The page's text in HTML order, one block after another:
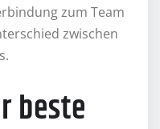
zum Team
zwischen
beste